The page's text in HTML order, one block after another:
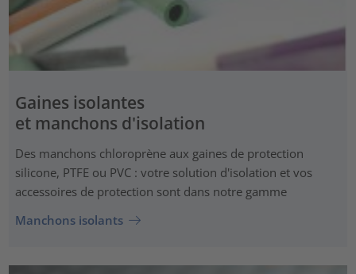
Gaines isolantes
et manchons d'isolation
Des manchons chloroprène aux gaines de protection
silicone, PTFE ou PVC : votre solution d'isolation et vos
accessoires de protection sont dans notre gamme
Manchons isolants